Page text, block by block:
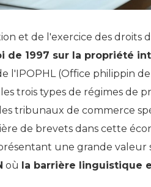
et de l'exercice des droits
de 1997 sur la propriété
l'IPOPHL (Office philippin
trois types de régimes de
tribunaux de commerce
de brevets dans cette
une grande
où la barrière linguistique